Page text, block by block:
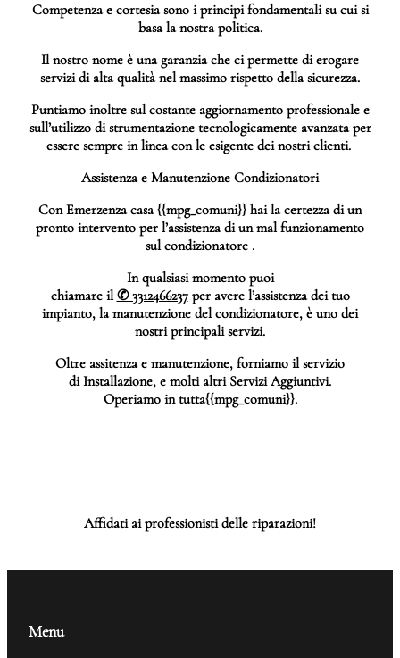
Competenza e cortesia sono i principi fondamentali su cui si
basa la nostra politica.
Il nostro nome è una garanzia che ci permette di erogare
servizi di alta qualità nel massimo rispetto della sicurezza.
Puntiamo inoltre sul costante aggiornamento professionale e
sull’utilizzo di strumentazione tecnologicamente avanzata per
essere sempre in linea con le esigente dei nostri clienti.
Assistenza e Manutenzione Condizionatori
Con Emerzenza casa {{mpg_comuni}} hai la certezza di un
pronto intervento per l’assistenza di un mal funzionamento
sul condizionatore .
In qualsiasi momento puoi
chiamare il✆ 3312466237per avere l’assistenza dei tuo
impianto, la manutenzione del condizionatore, è uno dei
nostri principali servizi.
Oltre assitenza e manutenzione, forniamo il servizio
di Installazione, e molti altri Servizi Aggiuntivi.
Operiamo in tutta{{mpg_comuni}}.
Affidati ai professionisti delle riparazioni!
Menu